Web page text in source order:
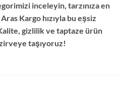
inceleyin, tarzınıza en
Kargo hızıyla bu eşsiz
gizlilik ve taptaze ürün
taşıyoruz!